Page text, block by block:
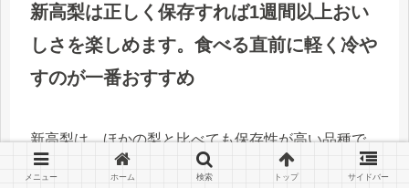
新高梨は正しく保存すれば1週間以上おい
しさを楽しめます。食べる直前に軽く冷や
すのが一番おすすめ
新高梨は、ほかの梨と比べても保存性が高い品種で
す
メニュー ホーム 検索 トップ サイドバー